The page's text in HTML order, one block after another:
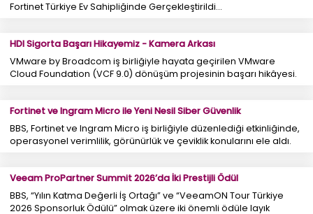
Fortinet Türkiye Ev Sahipliğinde Gerçekleştirildi...
HDI Sigorta Başarı Hikayemiz - Kamera Arkası
VMware by Broadcom iş birliğiyle hayata geçirilen VMware
Cloud Foundation (VCF 9.0) dönüşüm projesinin başarı hikâyesi.
Fortinet ve Ingram Micro ile Yeni Nesil Siber Güvenlik
BBS, Fortinet ve Ingram Micro iş birliğiyle düzenlediği etkinliğinde,
operasyonel verimlilik, görünürlük ve çeviklik konularını ele aldı.
Veeam ProPartner Summit 2026’da İki Prestijli Ödül
BBS, “Yılın Katma Değerli İş Ortağı” ve “VeeamON Tour Türkiye
2026 Sponsorluk Ödülü” olmak üzere iki önemli ödüle layık